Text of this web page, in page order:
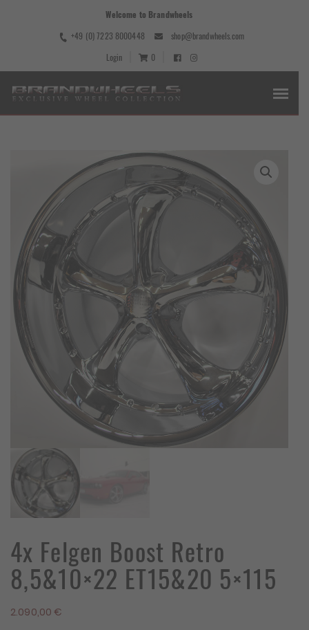
Welcome to Brandwheels
+49 (0) 7223 8000448
shop@brandwheels.com
Login
0
4x Felgen Boost Retro
8,5&10×22 ET15&20 5×115
2.090,00 €